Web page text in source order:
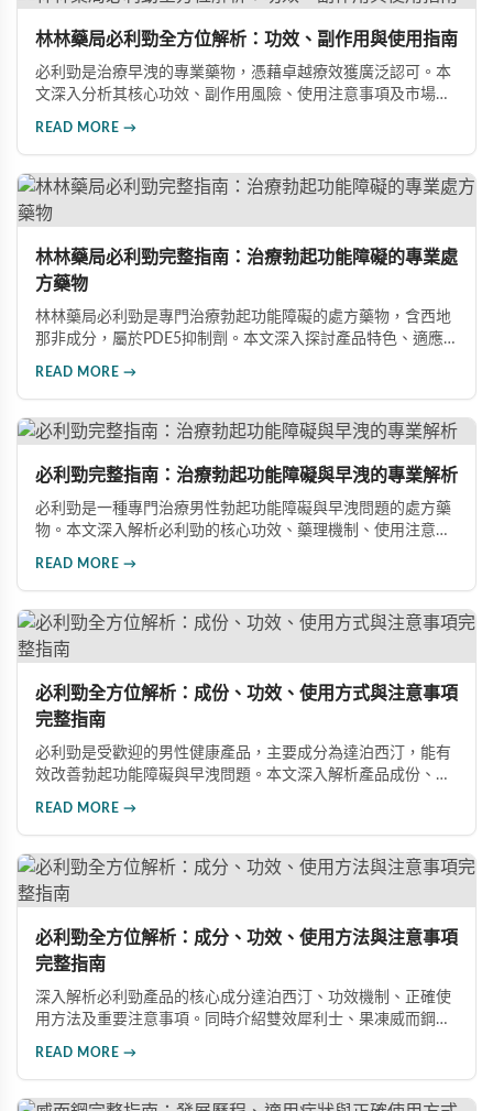
林林藥局必利勁全方位解析：功效、副作用與使用指南
必利勁是治療早洩的專業藥物，憑藉卓越療效獲廣泛認可。本
文深入分析其核心功效、副作用風險、使用注意事項及市場發
READ MORE →
林林藥局必利勁完整指南：治療勃起功能障礙的專業處
方藥物
林林藥局必利勁是專門治療勃起功能障礙的處方藥物，含西地
那非成分，屬於PDE5抑制劑。本文深入探討產品特色、適應
事項。
READ MORE →
必利勁完整指南：治療勃起功能障礙與早洩的專業解析
必利勁是一種專門治療男性勃起功能障礙與早洩問題的處方藥
物。本文深入解析必利勁的核心功效、藥理機制、使用注意事
READ MORE →
必利勁全方位解析：成份、功效、使用方式與注意事項
完整指南
必利勁是受歡迎的男性健康產品，主要成分為達泊西汀，能有
效改善勃起功能障礙與早洩問題。本文深入解析產品成份、功
READ MORE →
必利勁全方位解析：成分、功效、使用方法與注意事項
完整指南
深入解析必利勁產品的核心成分達泊西汀、功效機制、正確使
用方法及重要注意事項。同時介紹雙效犀利士、果凍威而鋼雙
READ MORE →